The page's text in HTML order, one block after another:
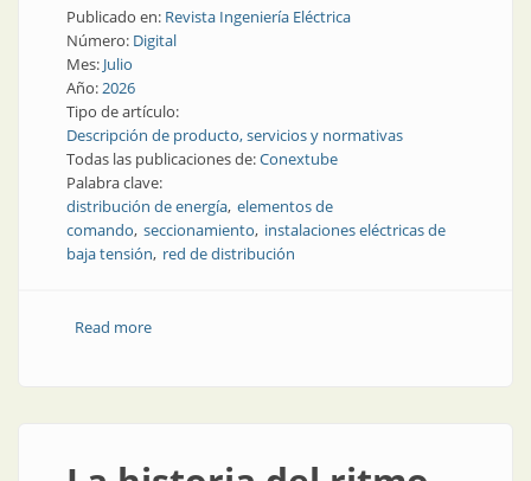
Publicado en: Revista Ingeniería Eléctrica
Número: Digital
Mes: Julio
Año:2026
Tipo de artículo:
Descripción de producto, servicios y normativas
Todas las publicaciones de:Conextube
Palabra clave:
distribución de energía elementos de
comando seccionamiento instalaciones eléctricas de
baja tensión red de distribución
Read moreabout Seguridad y continuidad de servicio en redes